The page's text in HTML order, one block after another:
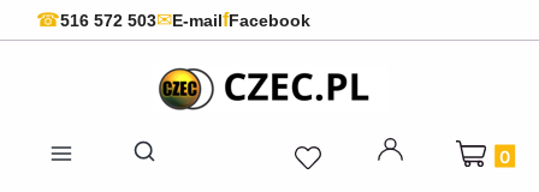
☎516 572 503✉E-mailfFacebook
Otwórz wyszukiwarkę
Produkty